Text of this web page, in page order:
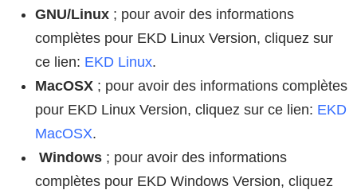
GNU/Linux ; pour avoir des informations
complètes pour EKD Linux Version, cliquez sur
ce lien: EKD Linux.
MacOSX ; pour avoir des informations complètes
pour EKD Linux Version, cliquez sur ce lien: EKD
MacOSX.
Windows ; pour avoir des informations
complètes pour EKD Windows Version, cliquez